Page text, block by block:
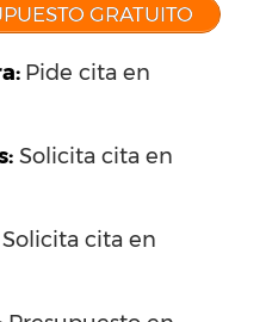
GRATUITO
Pide cita en
: Solicita cita en
Solicita cita en